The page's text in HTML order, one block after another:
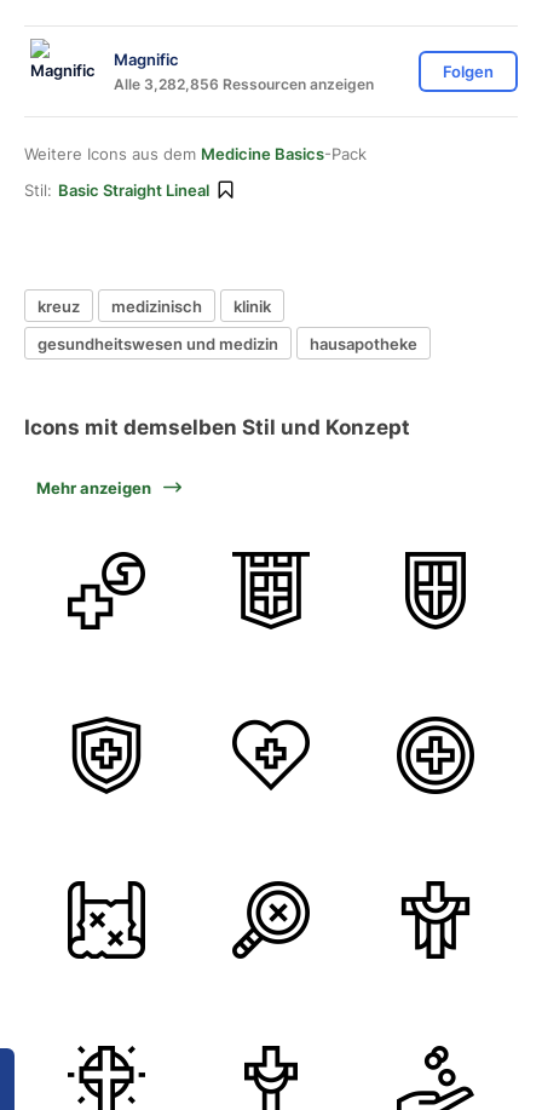
Magnific
Alle 3,282,856 Ressourcen anzeigen
Folgen
Weitere Icons aus dem Medicine Basics-Pack
Stil: Basic Straight Lineal
kreuz medizinisch
klinik
gesundheitswesen und medizin
hausapotheke
Icons mit demselben Stil und Konzept
Mehr anzeigen